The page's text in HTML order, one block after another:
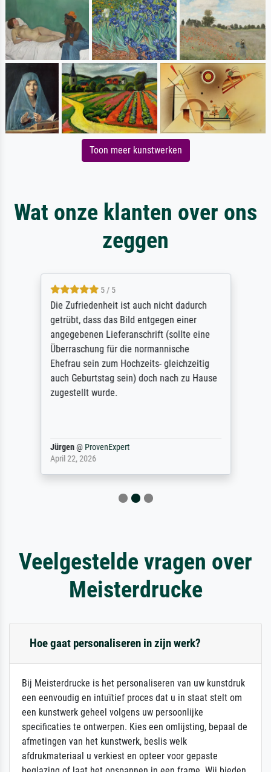
Toon meer kunstwerken
Wat onze klanten over ons
zeggen
5 / 5
Die Zufriedenheit ist auch nicht dadurch
getrübt, dass das Bild entgegen einer
angegebenen Lieferanschrift (sollte eine
Überraschung für die normannische
Ehefrau sein zum Hochzeits- gleichzeitig
auch Geburtstag sein) doch nach zu Hause
zugestellt wurde.
Jürgen@ ProvenExpert
April 22, 2026
Veelgestelde vragen over
Meisterdrucke
Hoe gaat personaliseren in zijn werk?
Bij Meisterdrucke is het personaliseren van uw kunstdruk
een eenvoudig en intuïtief proces dat u in staat stelt om
een kunstwerk geheel volgens uw persoonlijke
specificaties te ontwerpen. Kies een omlijsting, bepaal de
afmetingen van het kunstwerk, beslis welk
afdrukmateriaal u verkiest en opteer voor gepaste